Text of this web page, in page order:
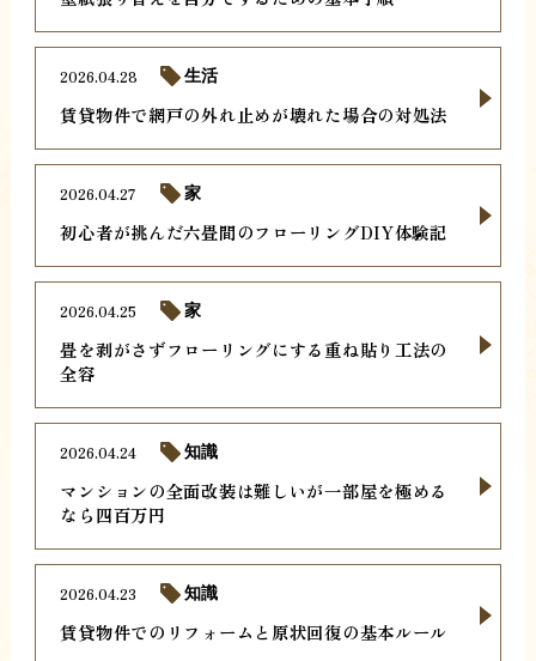
賃貸物件で網戸の外れ止めが壊れた場合の対処法
2026.04.28 生活
初心者が挑んだ六畳間のフローリングDIY体験記
2026.04.27 家
畳を剥がさずフローリングにする重ね貼り工法の
全容
2026.04.25 家
マンションの全面改装は難しいが一部屋を極める
なら四百万円
2026.04.24 知識
賃貸物件でのリフォームと原状回復の基本ルール
2026.04.23 知識